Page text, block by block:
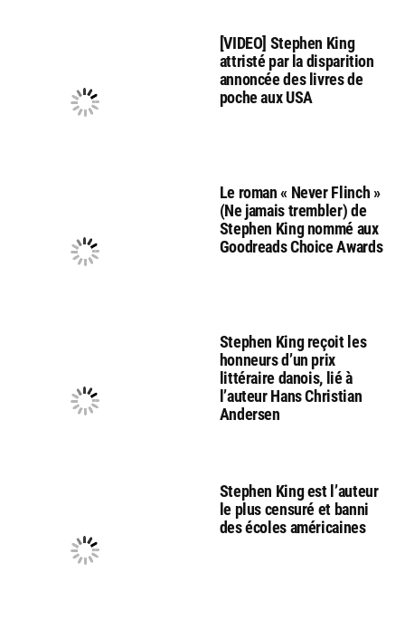
[VIDEO] Stephen King
attristé par la disparition
annoncée des livres de
poche aux USA
Le roman « Never Flinch »
(Ne jamais trembler) de
Stephen King nommé aux
Goodreads Choice Awards
Stephen King reçoit les
honneurs d’un prix
littéraire danois, lié à
l’auteur Hans Christian
Andersen
Stephen King est l’auteur
le plus censuré et banni
des écoles américaines